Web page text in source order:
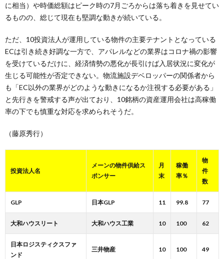
に相当）や時価総額はピーク時の7月ごろからは落ち着きを見せてい
るものの、総じて現在も堅調な動きが続いている。
ただ、10投資法人が運用している物件の主要テナントとなっている
ECは引き続き好調な一方で、アパレルなどの業界はコロナ禍の影響
を受けているだけに、経済情勢の悪化が長引けば入居状況に変化が
生じる可能性が否定できない。物流施設デベロッパーの関係者から
も「EC以外の業界がどのような動きになるか注視する必要がある」
と先行きを警戒する声が出ており、10銘柄の資産運用会社は高稼働
率の下でも慎重な対応を求められそうだ。
（藤原秀行）
投資法人名
メーンの物件供給ス
ポンサー
月
末
稼働
率％
物
件
数
GLP 日本GLP 11 99.8 77
大和ハウスリート 大和ハウス工業 10 100 62
日本ロジスティクスファ
ンド
三井物産 10 100 49